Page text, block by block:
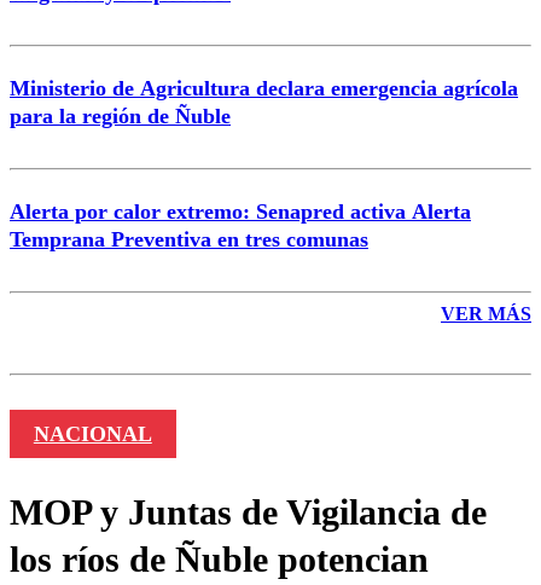
Ministerio de Agricultura declara emergencia agrícola
para la región de Ñuble
Alerta por calor extremo: Senapred activa Alerta
Temprana Preventiva en tres comunas
VER MÁS
NACIONAL
MOP y Juntas de Vigilancia de
los ríos de Ñuble potencian